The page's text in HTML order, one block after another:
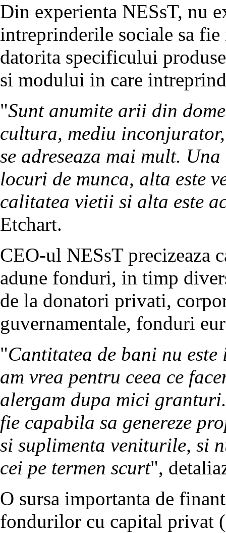
Din experienta NESsT, nu
intreprinderile sociale sa
datorita specificului
si modului in care
"Sunt anumite arii din
cultura, mediu
se adreseaza mai mult.
locuri de munca, alta este
calitatea vietii si alta este
Etchart.
CEO-ul NESsT precizeaza
adune fonduri, in timp
de la donatori privati,
guvernamentale, fonduri
"Cantitatea de bani nu
am vrea pentru ceea ce
alergam dupa mici
fie capabila sa genereze
si suplimenta veniturile, si
cei pe termen scurt",
O sursa importanta de
fondurilor cu capital privat